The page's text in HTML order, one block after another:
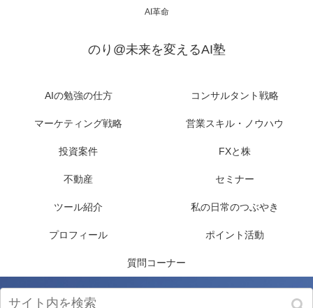
AI革命
のり@未来を変えるAI塾
AIの勉強の仕方 コンサルタント戦略
マーケティング戦略 営業スキル・ノウハウ
投資案件 FXと株
不動産 セミナー
ツール紹介 私の日常のつぶやき
プロフィール ポイント活動
質問コーナー